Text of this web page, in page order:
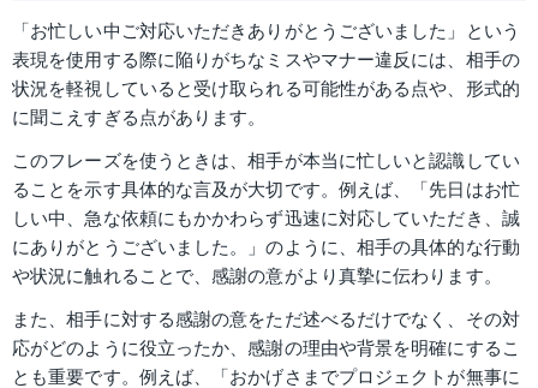
「お忙しい中ご対応いただきありがとうございました」という
表現を使用する際に陥りがちなミスやマナー違反には、相手の
状況を軽視していると受け取られる可能性がある点や、形式的
に聞こえすぎる点があります。
このフレーズを使うときは、相手が本当に忙しいと認識してい
ることを示す具体的な言及が大切です。例えば、「先日はお忙
しい中、急な依頼にもかかわらず迅速に対応していただき、誠
にありがとうございました。」のように、相手の具体的な行動
や状況に触れることで、感謝の意がより真摯に伝わります。
また、相手に対する感謝の意をただ述べるだけでなく、その対
応がどのように役立ったか、感謝の理由や背景を明確にするこ
とも重要です。例えば、「おかげさまでプロジェクトが無事に